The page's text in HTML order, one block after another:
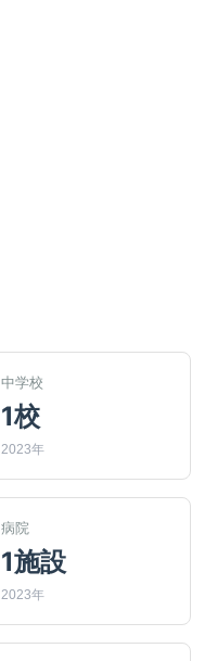
中学校
1校
2023年
病院
1施設
2023年